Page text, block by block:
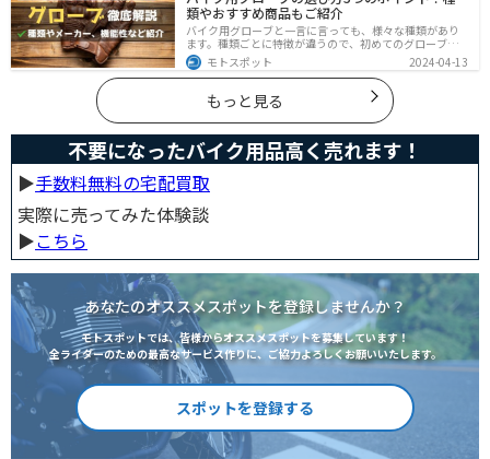
類やおすすめ商品もご紹介
バイク用グローブと一言に言っても、様々な種類があり
ます。種類ごとに特徴が違うので、初めてのグローブ選
びで失敗しないように、しっかりと理解して選ぶように
しましょう。この記事では、特徴やメリットデメリッ
ト、有名メーカーなど初心者が知っておくべきことをま
とめました。
モトスポット 2024-04-13
もっと見る
不要になったバイク用品高く売れます！
▶︎手数料無料の宅配買取
実際に売ってみた体験談
▶︎こちら
あなたのオススメスポットを登録しませんか？
モトスポットでは、皆様からオススメスポットを募集しています！
全ライダーのための最高なサービス作りに、ご協力よろしくお願いいたします。
スポットを登録する